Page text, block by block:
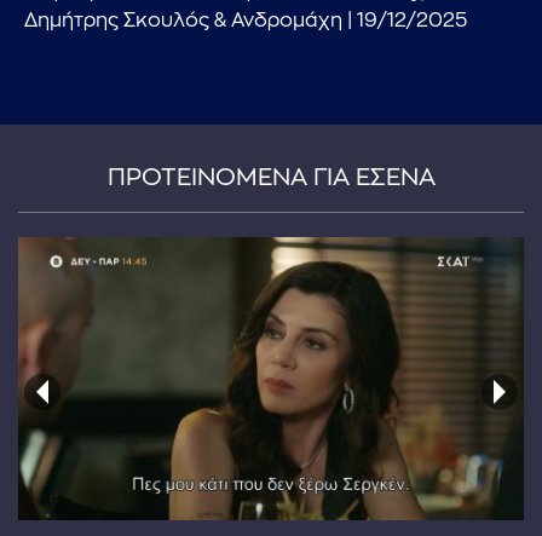
...πληκτρολογήστε κείμενο προς αναζήτηση
Δημήτρης Σκουλός & Ανδρομάχη | 19/12/2025
ΠΡΟΤΕΙΝΟΜΕΝΑ ΓΙΑ ΕΣΕΝΑ